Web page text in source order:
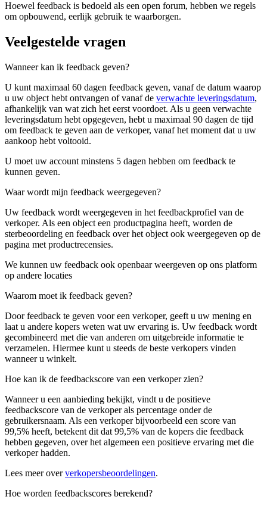
Hoewel feedback is bedoeld als een open forum, hebben we regels
om opbouwend, eerlijk gebruik te waarborgen.
Veelgestelde vragen
Wanneer kan ik feedback geven?
U kunt maximaal 60 dagen feedback geven, vanaf de datum waarop
u uw object hebt ontvangen of vanaf de verwachte leveringsdatum,
afhankelijk van wat zich het eerst voordoet. Als u geen verwachte
leveringsdatum hebt opgegeven, hebt u maximaal 90 dagen de tijd
om feedback te geven aan de verkoper, vanaf het moment dat u uw
aankoop hebt voltooid.
U moet uw account minstens 5 dagen hebben om feedback te
kunnen geven.
Waar wordt mijn feedback weergegeven?
Uw feedback wordt weergegeven in het feedbackprofiel van de
verkoper. Als een object een productpagina heeft, worden de
sterbeoordeling en feedback over het object ook weergegeven op de
pagina met productrecensies.
We kunnen uw feedback ook openbaar weergeven op ons platform
op andere locaties
Waarom moet ik feedback geven?
Door feedback te geven voor een verkoper, geeft u uw mening en
laat u andere kopers weten wat uw ervaring is. Uw feedback wordt
gecombineerd met die van anderen om uitgebreide informatie te
verzamelen. Hiermee kunt u steeds de beste verkopers vinden
wanneer u winkelt.
Hoe kan ik de feedbackscore van een verkoper zien?
Wanneer u een aanbieding bekijkt, vindt u de positieve
feedbackscore van de verkoper als percentage onder de
gebruikersnaam. Als een verkoper bijvoorbeeld een score van
99,5% heeft, betekent dit dat 99,5% van de kopers die feedback
hebben gegeven, over het algemeen een positieve ervaring met die
verkoper hadden.
Lees meer oververkopersbeoordelingen.
Hoe worden feedbackscores berekend?